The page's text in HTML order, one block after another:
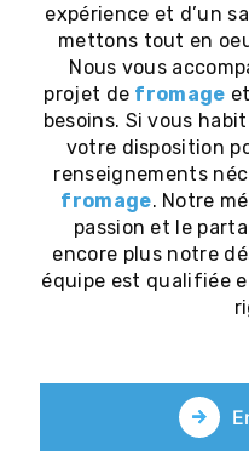
expérience et d’un
mettons tout en
Nous vous
projet de fromage
besoins. Si vous
votre disposition
renseignements
fromage. Notre
passion et le
encore plus notre
équipe est qualifiée